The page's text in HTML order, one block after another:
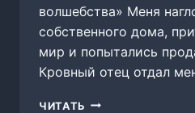
волшебства» Меня
собственного дома,
мир и попытались
Кровный отец отдал
ЧИТАТЬ ПРИСТУП